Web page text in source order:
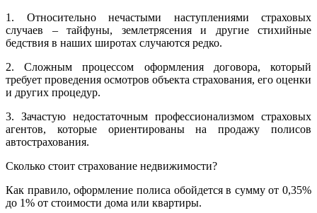
1. Относительно нечастыми наступлениями страховых
случаев – тайфуны, землетрясения и другие стихийные
бедствия в наших широтах случаются редко.
2. Сложным процессом оформления договора, который
требует проведения осмотров объекта страхования, его оценки
и других процедур.
3. Зачастую недостаточным профессионализмом страховых
агентов, которые ориентированы на продажу полисов
автострахования.
Сколько стоит страхование недвижимости?
Как правило, оформление полиса обойдется в сумму от 0,35%
до 1% от стоимости дома или квартиры.